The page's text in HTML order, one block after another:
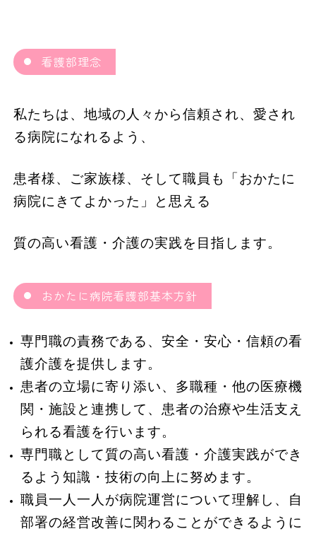
看護部理念
私たちは、地域の人々から信頼され、愛され
る病院になれるよう、
患者様、ご家族様、そして職員も「おかたに
病院にきてよかった」と思える
質の高い看護・介護の実践を目指します。
おかたに病院看護部基本方針
専門職の責務である、安全・安心・信頼の看
護介護を提供します。
患者の立場に寄り添い、多職種・他の医療機
関・施設と連携して、患者の治療や生活支え
られる看護を行います。
専門職として質の高い看護・介護実践ができ
るよう知識・技術の向上に努めます。
職員一人一人が病院運営について理解し、自
部署の経営改善に関わることができるように